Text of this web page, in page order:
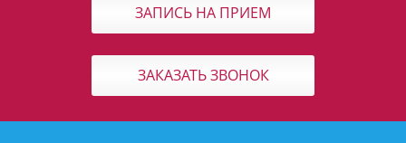
ЗАПИСЬ НА ПРИЕМ
ЗАКАЗАТЬ ЗВОНОК